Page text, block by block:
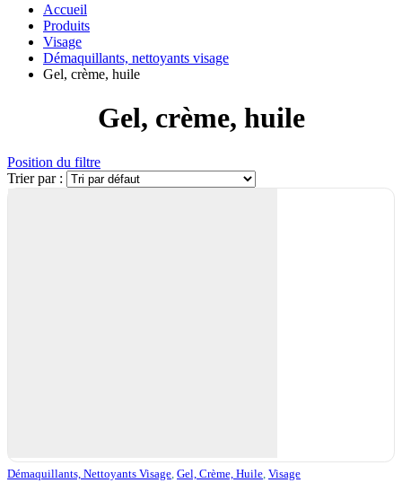
Accueil
Produits
Visage
Démaquillants, nettoyants visage
Gel, crème, huile
Gel, crème, huile
Position du filtre
Trier par :
Démaquillants, Nettoyants Visage Gel, Crème, Huile Visage